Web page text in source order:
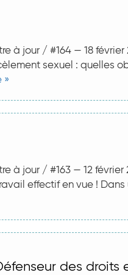
à jour / #164 — 18
sexuel : quelles
»
à jour / #163 — 12
effectif en vue ! Dans
des droits